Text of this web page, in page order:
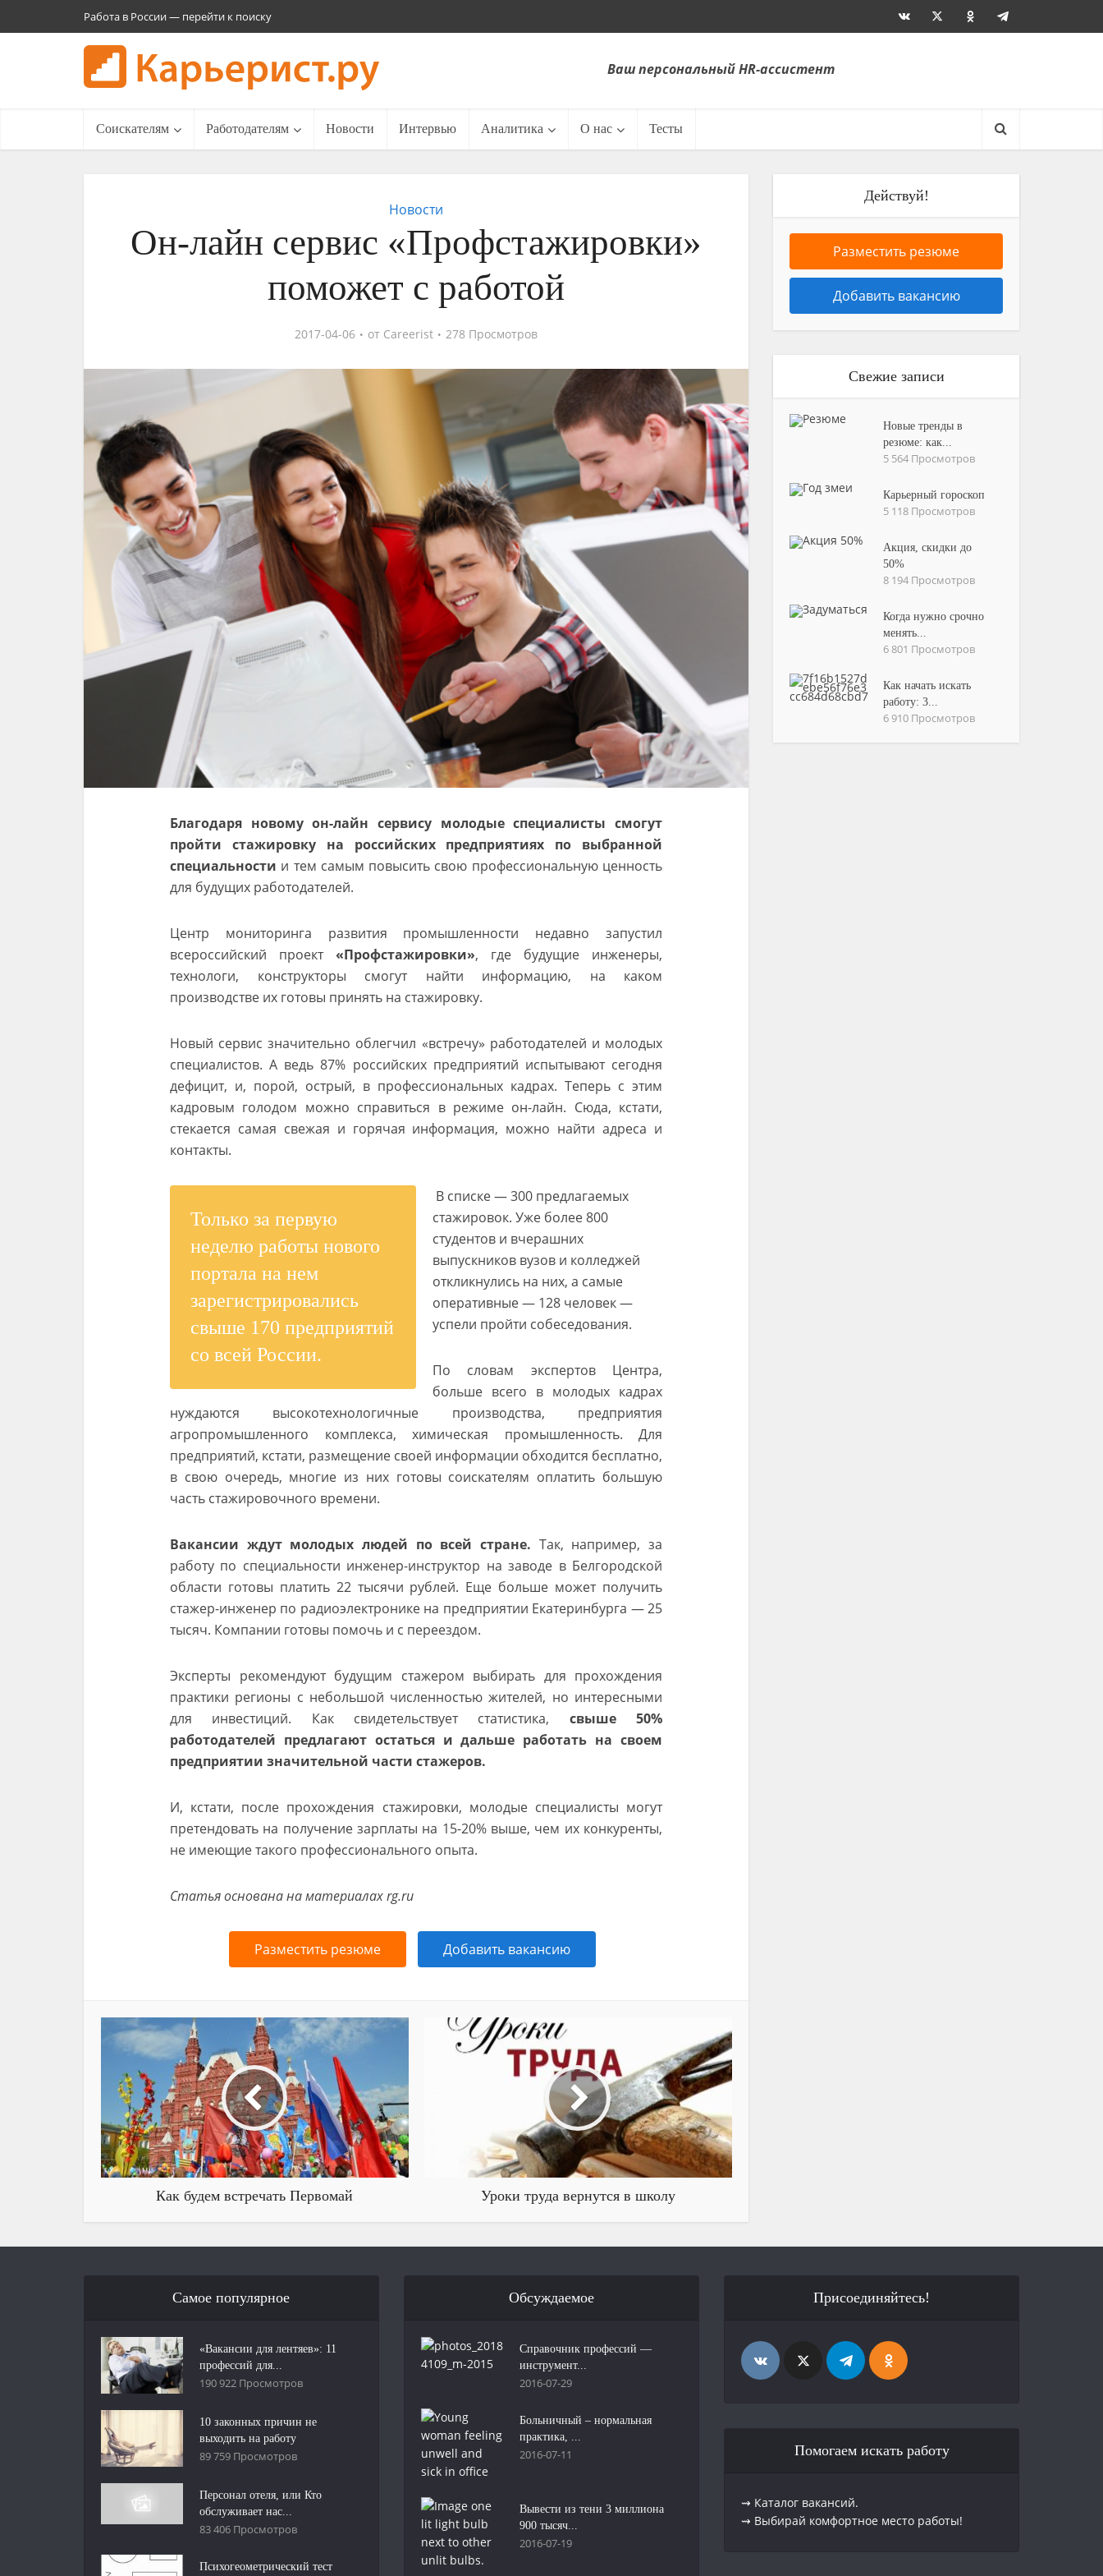
Работа в России — перейти к поиску
Ваш персональный HR-ассистент
Соискателям Работодателям Новости Интервью Аналитика О нас Тесты
Новости
Он-лайн сервис «Профстажировки»
поможет с работой
2017-04-06 от Careerist 278 Просмотров
Благодаря новому он-лайн сервису молодые специалисты смогут
пройти стажировку на российских предприятиях по выбранной
специальности и тем самым повысить свою профессиональную ценность
для будущих работодателей.
Центр мониторинга развития промышленности недавно запустил
всероссийский проект «Профстажировки», где будущие инженеры,
технологи, конструкторы смогут найти информацию, на каком
производстве их готовы принять на стажировку.
Новый сервис значительно облегчил «встречу» работодателей и молодых
специалистов. А ведь 87% российских предприятий испытывают сегодня
дефицит, и, порой, острый, в профессиональных кадрах. Теперь с этим
кадровым голодом можно справиться в режиме он-лайн. Сюда, кстати,
стекается самая свежая и горячая информация, можно найти адреса и
контакты.
Только за первую
неделю работы нового
портала на нем
зарегистрировались
свыше 170 предприятий
со всей России.
В списке — 300 предлагаемых
стажировок. Уже более 800
студентов и вчерашних
выпускников вузов и колледжей
откликнулись на них, а самые
оперативные — 128 человек —
успели пройти собеседования.
По словам экспертов Центра,
больше всего в молодых кадрах
нуждаются высокотехнологичные производства, предприятия
агропромышленного комплекса, химическая промышленность. Для
предприятий, кстати, размещение своей информации обходится бесплатно,
в свою очередь, многие из них готовы соискателям оплатить большую
часть стажировочного времени.
Вакансии ждут молодых людей по всей стране. Так, например, за
работу по специальности инженер-инструктор на заводе в Белгородской
области готовы платить 22 тысячи рублей. Еще больше может получить
стажер-инженер по радиоэлектронике на предприятии Екатеринбурга — 25
тысяч. Компании готовы помочь и с переездом.
Эксперты рекомендуют будущим стажером выбирать для прохождения
практики регионы с небольшой численностью жителей, но интересными
для инвестиций. Как свидетельствует статистика, свыше 50%
работодателей предлагают остаться и дальше работать на своем
предприятии значительной части стажеров.
И, кстати, после прохождения стажировки, молодые специалисты могут
претендовать на получение зарплаты на 15-20% выше, чем их конкуренты,
не имеющие такого профессионального опыта.
Статья основана на материалах rg.ru
Разместить резюме Добавить вакансию
Как будем встречать Первомай Уроки труда вернутся в школу
Действуй!
Разместить резюме
Добавить вакансию
Свежие записи
Новые тренды в
резюме: как...
5 564 Просмотров
Карьерный гороскоп
5 118 Просмотров
Акция, скидки до
50%
8 194 Просмотров
Когда нужно срочно
менять...
6 801 Просмотров
Как начать искать
работу: 3...
6 910 Просмотров
Самое популярное
«Вакансии для лентяев»: 11
профессий для...
190 922 Просмотров
10 законных причин не
выходить на работу
89 759 Просмотров
Персонал отеля, или Кто
обслуживает нас...
83 406 Просмотров
Психогеометрический тест
Обсуждаемое
Справочник профессий —
инструмент...
2016-07-29
Больничный – нормальная
практика, ...
2016-07-11
Вывести из тени 3 миллиона
900 тысяч...
2016-07-19
Присоединяйтесь!
Помогаем искать работу
⇝ Каталог вакансий.
⇝ Выбирай комфортное место работы!